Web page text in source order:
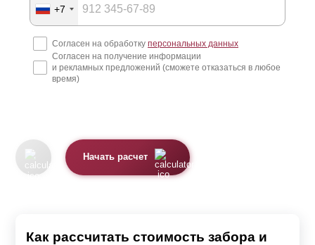
+7
Согласен на обработку персональных данных
Согласен на получение информации
и рекламных предложений (сможете отказаться в любое
время)
Начать расчет
Как рассчитать стоимость забора и